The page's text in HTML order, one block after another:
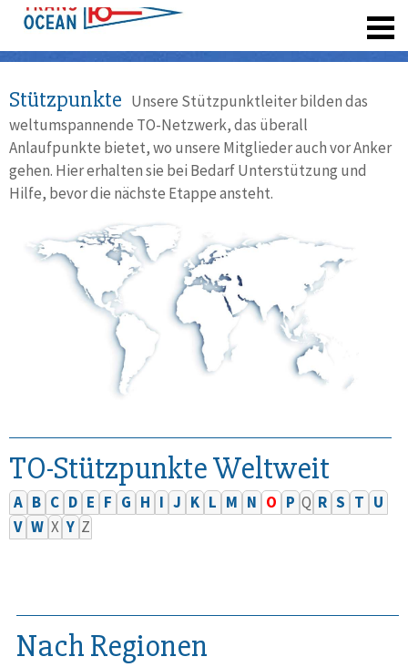
Stützpunkte Unsere Stützpunktleiter bilden das
weltumspannende TO-Netzwerk, das überall
Anlaufpunkte bietet, wo unsere Mitglieder auch vor Anker
gehen. Hier erhalten sie bei Bedarf Unterstützung und
Hilfe, bevor die nächste Etappe ansteht.
TO-Stützpunkte Weltweit
A B C D E F G H I J K L M N O P Q R S T U
V W X Y Z
Nach Regionen